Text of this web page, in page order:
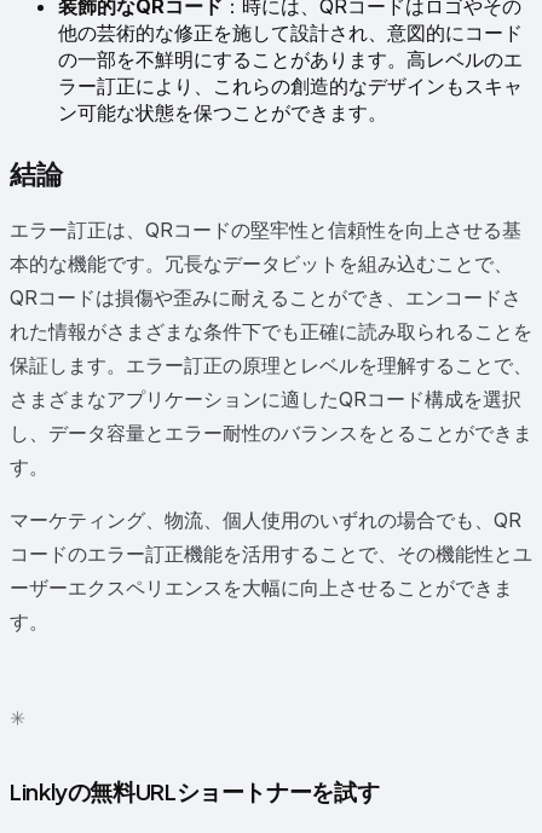
装飾的なQRコード ：時には、QRコードはロゴやその
他の芸術的な修正を施して設計され、意図的にコード
の一部を不鮮明にすることがあります。高レベルのエ
ラー訂正により、これらの創造的なデザインもスキャ
ン可能な状態を保つことができます。
結論
エラー訂正は、QRコードの堅牢性と信頼性を向上させる基
本的な機能です。冗長なデータビットを組み込むことで、
QRコードは損傷や歪みに耐えることができ、エンコードさ
れた情報がさまざまな条件下でも正確に読み取られることを
保証します。エラー訂正の原理とレベルを理解することで、
さまざまなアプリケーションに適したQRコード構成を選択
し、データ容量とエラー耐性のバランスをとることができま
す。
マーケティング、物流、個人使用のいずれの場合でも、QR
コードのエラー訂正機能を活用することで、その機能性とユ
ーザーエクスペリエンスを大幅に向上させることができま
す。
✳
Linklyの無料URLショートナーを試す